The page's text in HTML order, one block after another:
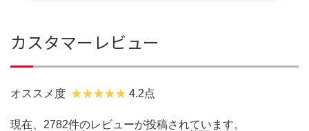
カスタマーレビュー
オススメ度 4.2点
現在、2782件のレビューが投稿されています。